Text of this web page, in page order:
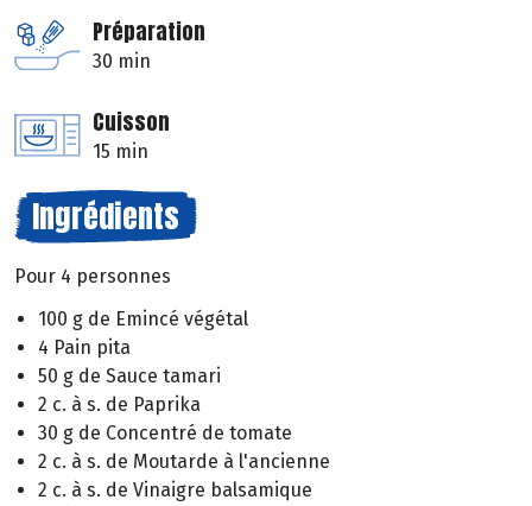
Préparation
30 min
Cuisson
15 min
Ingrédients
Pour 4 personnes
100 g de Emincé végétal
4 Pain pita
50 g de Sauce tamari
2 c. à s. de Paprika
30 g de Concentré de tomate
2 c. à s. de Moutarde à l'ancienne
2 c. à s. de Vinaigre balsamique